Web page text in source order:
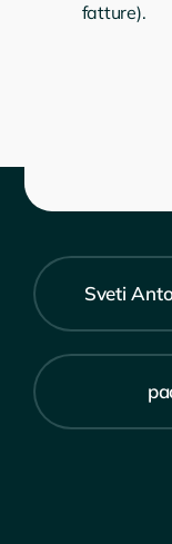
fatture).
Sveti